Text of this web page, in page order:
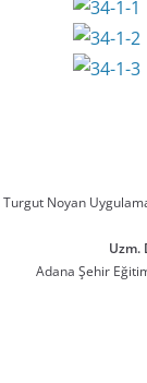
Noyan
Uzm.
Adana Şehir